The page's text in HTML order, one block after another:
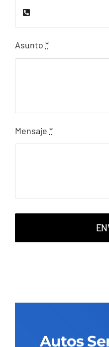
Asunto *
Mensaje *
Autos